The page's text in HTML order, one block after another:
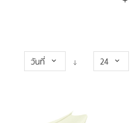
วันที่ 24